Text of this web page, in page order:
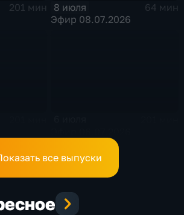
201 мин
8 июля
64 мин
Эфир 08.07.2026
все выпуски